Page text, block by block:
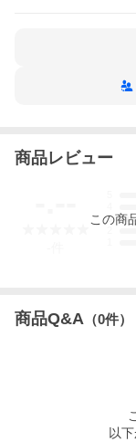
花嫁 ウェディング
商品レビュー
3
この商
商品Q&A （0件）
以